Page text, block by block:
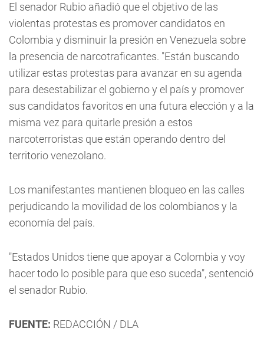
El senador Rubio añadió que el objetivo de las
violentas protestas es promover candidatos en
Colombia y disminuir la presión en Venezuela sobre
la presencia de narcotraficantes. "Están buscando
utilizar estas protestas para avanzar en su agenda
para desestabilizar el gobierno y el país y promover
sus candidatos favoritos en una futura elección y a la
misma vez para quitarle presión a estos
narcoterroristas que están operando dentro del
territorio venezolano.
Los manifestantes mantienen bloqueo en las calles
perjudicando la movilidad de los colombianos y la
economía del país.
"Estados Unidos tiene que apoyar a Colombia y voy
hacer todo lo posible para que eso suceda", sentenció
el senador Rubio.
FUENTE: REDACCIÓN / DLA